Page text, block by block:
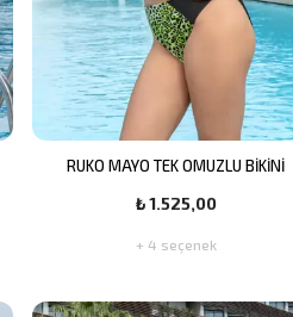
RUKO MAYO TEK OMUZLU BİKİNİ
₺ 1.525,00
+ 4 seçenek